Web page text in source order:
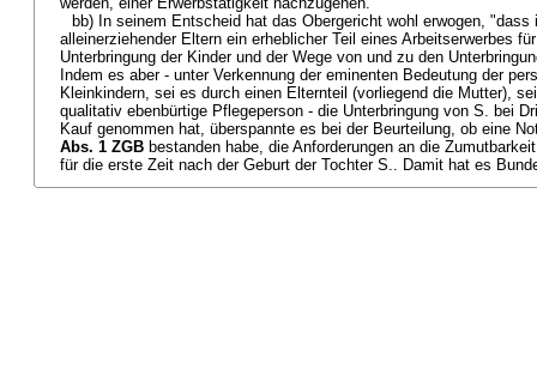
bb) In seinem Entscheid hat das Obergericht wohl erwogen, "dass
alleinerziehender Eltern ein erheblicher Teil eines Arbeitserwerbes
Unterbringung der Kinder und der Wege von und zu den
Indem es aber - unter Verkennung der eminenten Bedeutung der
Kleinkindern, sei es durch einen Elternteil (vorliegend die Mutter),
qualitativ ebenbürtige Pflegeperson - die Unterbringung von S. bei
Kauf genommen hat, überspannte es bei der Beurteilung, ob eine
Abs. 1 ZGB bestanden habe, die Anforderungen an die
für die erste Zeit nach der Geburt der Tochter S.. Damit hat es